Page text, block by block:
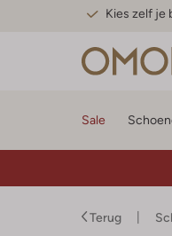
Kies zelf je
Sale
Terug